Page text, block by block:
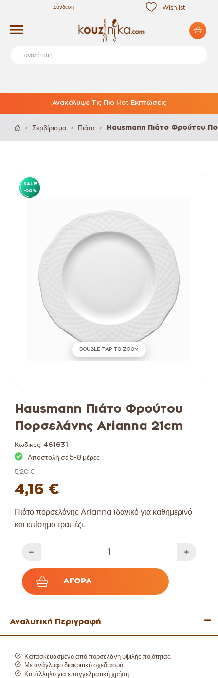
Wishlist
Σύνδεση
Ανακάλυψε Τις Πιο Hot Εκπτώσεις
> Σερβίρισμα > Πιάτα > Hausmann Πιάτο Φρούτου
SALE!
-20%
DOUBLE TAP TO ZOOM
Hausmann Πιάτο Φρούτου
Πορσελάνης Arianna 21cm
Κωδικος: 461631
Αποστολή σε 5-8 μέρες
5,20 €
4,16 €
Πιάτο πορσελάνης Arianna ιδανικό για καθημερινό
και επίσημο τραπέζι.
ΑΓΟΡΆ
Αναλυτική Περιγραφή
Κaτασκευασμένο από πορσελάνη υψιλής ποιότητας.
Με ανάγλυφο διακριτικό σχεδιασμό.
Κατάλληλο για επαγγελματική χρήση.